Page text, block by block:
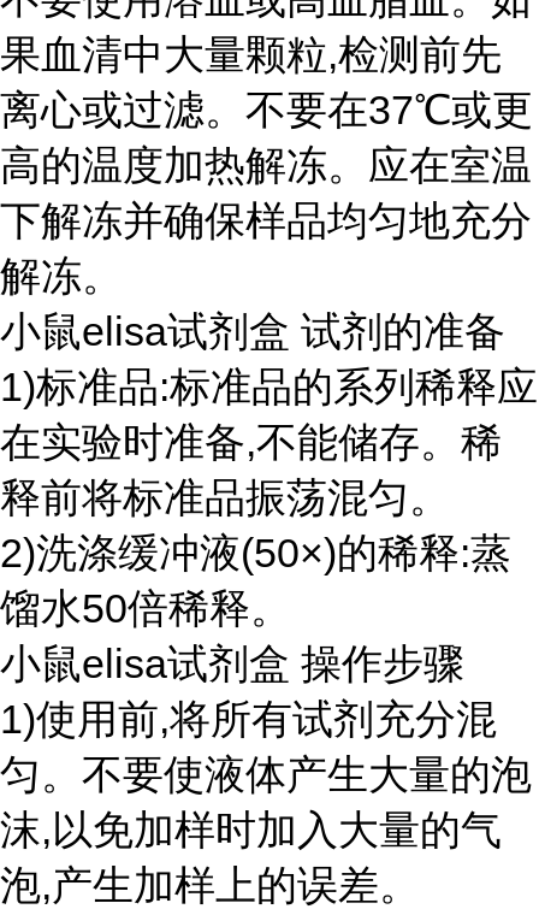
果血清中大量颗粒,检测前先
离心或过滤。不要在37℃或更
高的温度加热解冻。应在室温
下解冻并确保样品均匀地充分
解冻。
小鼠elisa试剂盒 试剂的准备
1)标准品:标准品的系列稀释应
在实验时准备,不能储存。稀
释前将标准品振荡混匀。
2)洗涤缓冲液(50×)的稀释:蒸
馏水50倍稀释。
小鼠elisa试剂盒 操作步骤
1)使用前,将所有试剂充分混
匀。不要使液体产生大量的泡
沫,以免加样时加入大量的气
泡,产生加样上的误差。